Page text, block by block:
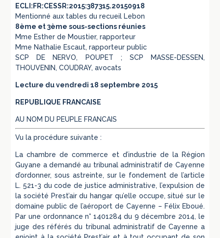
ECLI:FR:CESSR:2015:387315.20150918
Mentionné aux tables du recueil Lebon
8ème et 3ème sous-sections réunies
Mme Esther de Moustier, rapporteur
Mme Nathalie Escaut, rapporteur public
SCP DE NERVO, POUPET ; SCP MASSE-DESSEN,
THOUVENIN, COUDRAY, avocats
Lecture du vendredi 18 septembre 2015
REPUBLIQUE FRANCAISE
AU NOM DU PEUPLE FRANCAIS
Vu la procédure suivante :
La chambre de commerce et d’industrie de la Région
Guyane a demandé au tribunal administratif de Cayenne
d’ordonner, sous astreinte, sur le fondement de l’article
L. 521-3 du code de justice administrative, l’expulsion de
la société Prest’air du hangar qu’elle occupe, situé sur le
domaine public de l’aéroport de Cayenne – Félix Eboué.
Par une ordonnance n° 1401284 du 9 décembre 2014, le
juge des référés du tribunal administratif de Cayenne a